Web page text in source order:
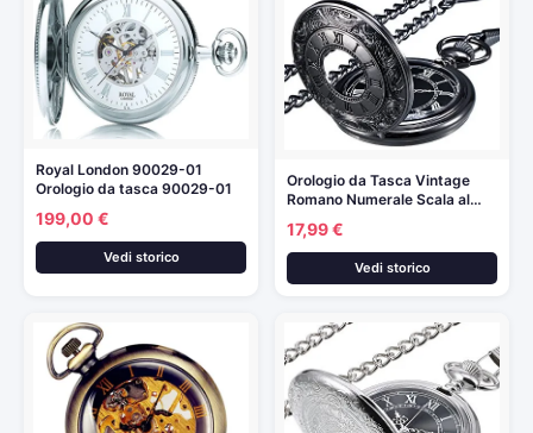
Royal London 90029-01
Orologio da tasca 90029-01
199,00 €
Vedi storico
Orologio da Tasca Vintage
Romano Numerale Scala al…
17,99 €
Vedi storico